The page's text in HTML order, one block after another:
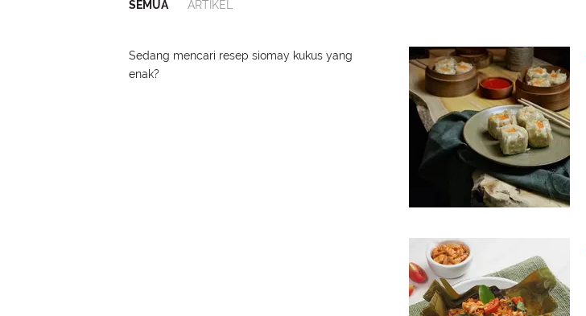
SEMUA ARTIKEL
Sedang mencari resep siomay kukus yang
enak?